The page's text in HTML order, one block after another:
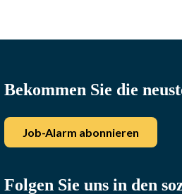
Bekommen Sie die
Job-Alarm abonnieren
Folgen Sie uns in den